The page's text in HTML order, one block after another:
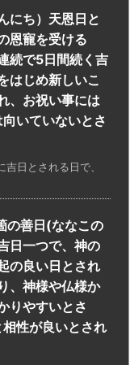
にち）天恩日と
恩寵を受ける
続で5日間続く吉
はじめ新しいこ
、お祝い事には
いていないとさ
日とされる日で、
の善日(ななこの
日一つで、神の
の良い日とされ
、神様や仏様か
りやすいとさ
性が良いとされ